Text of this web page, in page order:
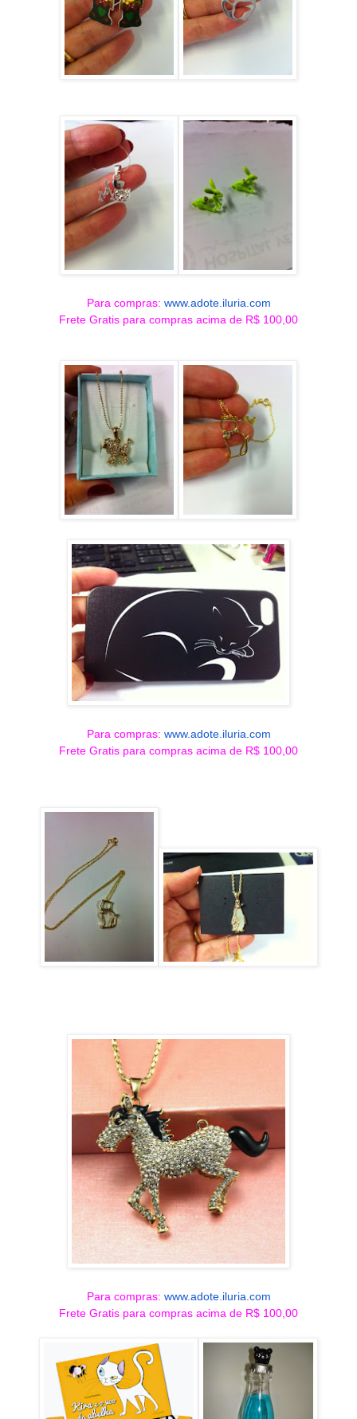
Para compras: www.adote.iluria.com
Frete Gratis para compras acima de R$ 100,00
Para compras: www.adote.iluria.com
Frete Gratis para compras acima de R$ 100,00
Para compras: www.adote.iluria.com
Frete Gratis para compras acima de R$ 100,00